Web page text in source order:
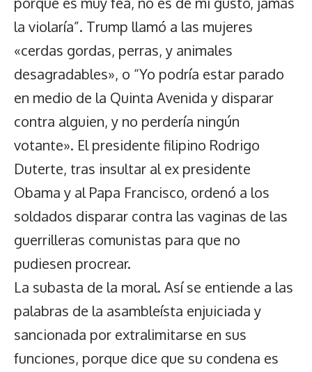
la violaría”. Trump llamó a las mujeres
«cerdas gordas, perras, y animales
desagradables», o “Yo podría estar parado
en medio de la Quinta Avenida y disparar
contra alguien, y no perdería ningún
votante». El presidente filipino Rodrigo
Duterte, tras insultar al ex presidente
Obama y al Papa Francisco, ordenó a los
soldados disparar contra las vaginas de las
guerrilleras comunistas para que no
pudiesen procrear.
La subasta de la moral. Así se entiende a las
palabras de la asambleísta enjuiciada y
sancionada por extralimitarse en sus
funciones, porque dice que su condena es